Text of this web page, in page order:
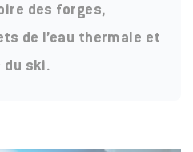
des forges,
de l’eau thermale et
du ski.